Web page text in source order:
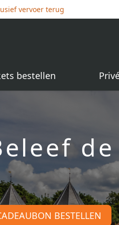
vervoer terug
bestellen
BESTELLEN